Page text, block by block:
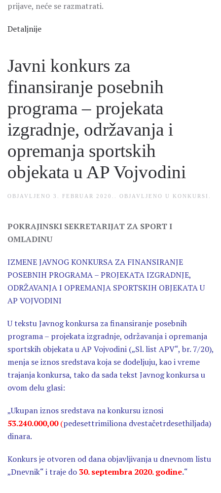
prijave, neće se razmatrati.
Detaljnije
Javni konkurs za
finansiranje posebnih
programa – projekata
izgradnje, održavanja i
opremanja sportskih
objekata u AP Vojvodini
OBJAVLJENO 3. FEBRUAR 2020. . OBJAVLJENO U KONKURSI
POKRAJINSKI SEKRETARIJAT ZA SPORT I
OMLADINU
IZMENE JAVNOG KONKURSA ZA FINANSIRANJE
POSEBNIH PROGRAMA – PROJEKATA IZGRADNJE,
ODRŽAVANJA I OPREMANJA SPORTSKIH OBJEKATA U
AP VOJVODINI
U tekstu Javnog konkursa za finansiranje posebnih
programa – projekata izgradnje, održavanja i opremanja
sportskih objekata u AP Vojvodini („Sl. list APV“, br. 7/20),
menja se iznos sredstava koja se dodeljuju, kao i vreme
trajanja konkursa, tako da sada tekst Javnog konkursa u
ovom delu glasi:
„Ukupan iznos sredstava na konkursu iznosi
53.240.000,00(pedesettrimiliona dvestačetrdesethiljada)
dinara.
Konkurs je otvoren od dana objavljivanja u dnevnom listu
„Dnevnik“ i traje do 30. septembra 2020. godine.“